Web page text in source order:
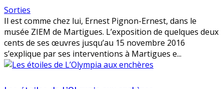
Sorties
Il est comme chez lui, Ernest Pignon-Ernest, dans le
musée ZIEM de Martigues. L’exposition de quelques deux
cents de ses œuvres jusqu’au 15 novembre 2016
s’explique par ses interventions à Martigues e...